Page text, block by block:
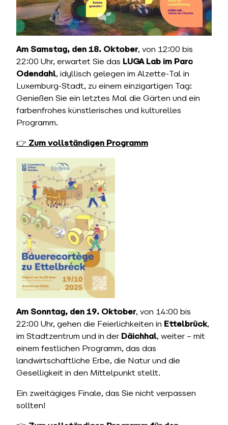
Am Samstag, den 18. Oktober, von 12:00 bis
22:00 Uhr, erwartet Sie das LUGA Lab im Parc
Odendahl, idyllisch gelegen im Alzette-Tal in
Luxemburg-Stadt, zu einem einzigartigen Tag:
Genießen Sie ein letztes Mal die Gärten und ein
farbenfrohes künstlerisches und kulturelles
Programm.
👉 Zum vollständigen Programm
Am Sonntag, den 19. Oktober, von 14:00 bis
22:00 Uhr, gehen die Feierlichkeiten in Ettelbrück,
im Stadtzentrum und in der Däichhal, weiter – mit
einem festlichen Programm, das das
landwirtschaftliche Erbe, die Natur und die
Geselligkeit in den Mittelpunkt stellt.
Ein zweitägiges Finale, das Sie nicht verpassen
sollten!